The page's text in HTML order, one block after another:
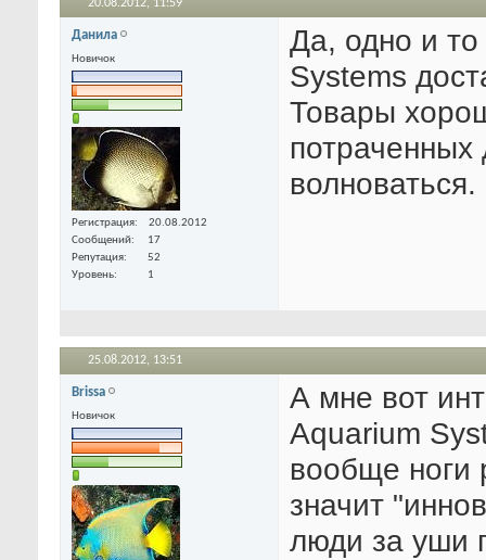
20.08.2012, 11:59
Данила
Новичок
Регистрация
20.08.2012
Сообщений
17
Репутация
52
Уровень
1
Да, одно и
Systems
Товары
потраченных
25.08.2012, 13:51
Brissa
Новичок
А мне вот
Aquarium
вообще ноги
значит
люди за уши